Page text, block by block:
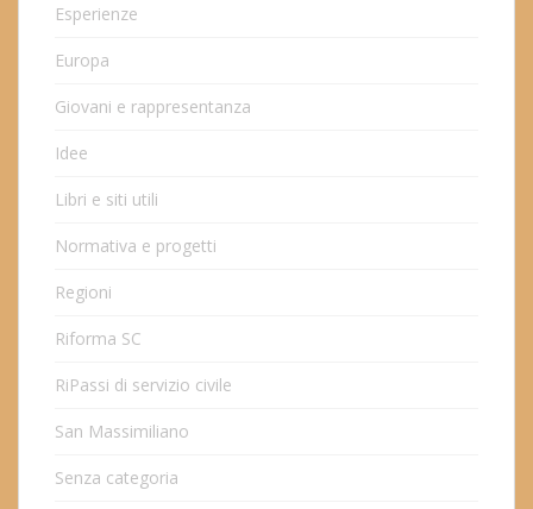
Esperienze
Europa
Giovani e rappresentanza
Idee
Libri e siti utili
Normativa e progetti
Regioni
Riforma SC
RiPassi di servizio civile
San Massimiliano
Senza categoria